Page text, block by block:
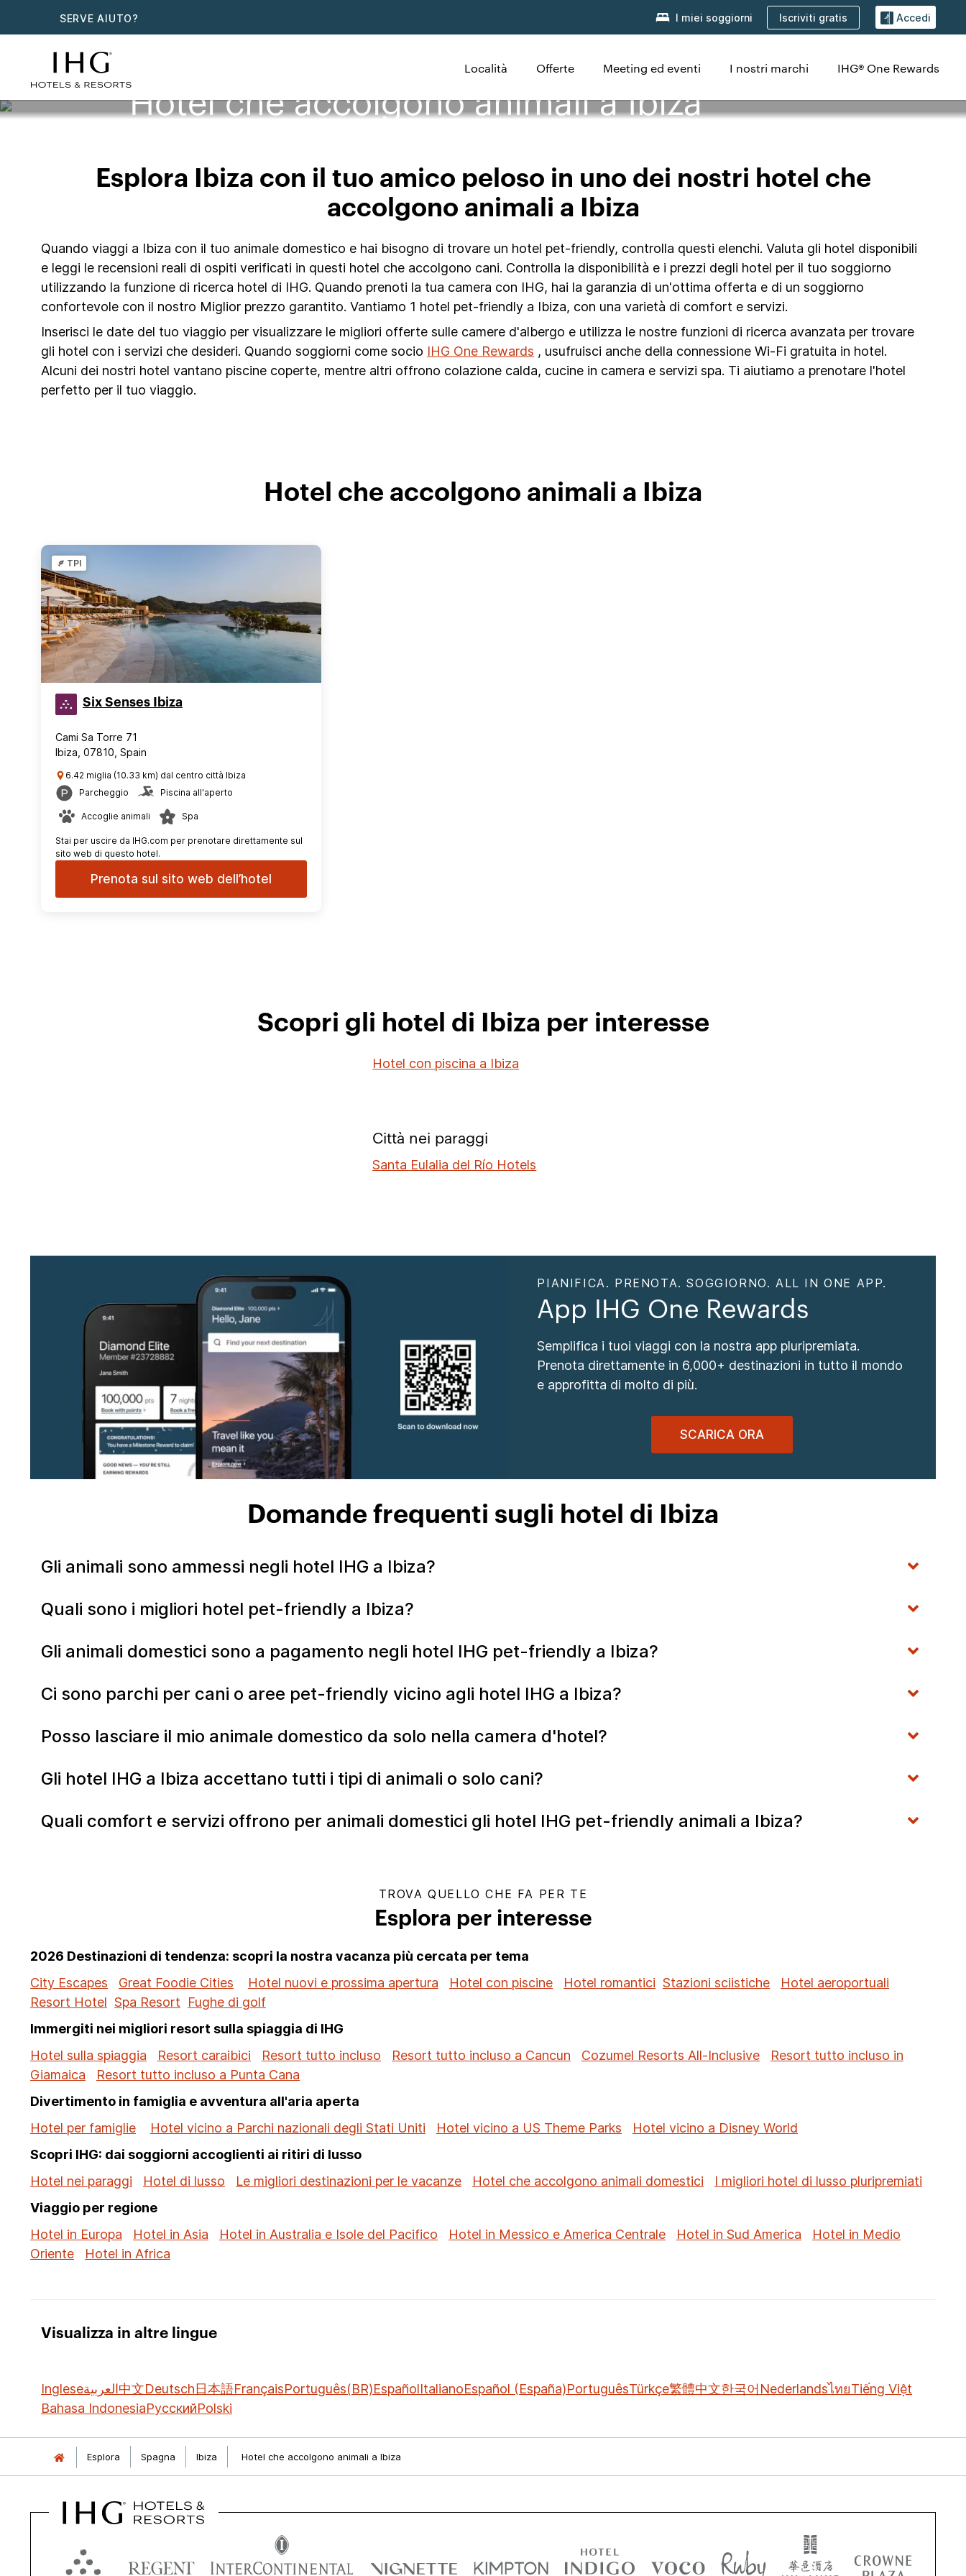
SERVE AIUTO? I miei soggiorni Iscriviti gratis Accedi
Località Offerte Meeting ed eventi I nostri marchi IHG® One Rewards
Hotel che accolgono animali a Ibiza
Esplora Ibiza con il tuo amico peloso in uno dei nostri hotel che
accolgono animali a Ibiza
Quando viaggi a Ibiza con il tuo animale domestico e hai bisogno di trovare un hotel pet-friendly, controlla questi elenchi. Valuta gli hotel disponibili
e leggi le recensioni reali di ospiti verificati in questi hotel che accolgono cani. Controlla la disponibilità e i prezzi degli hotel per il tuo soggiorno
utilizzando la funzione di ricerca hotel di IHG. Quando prenoti la tua camera con IHG, hai la garanzia di un'ottima offerta e di un soggiorno
confortevole con il nostro Miglior prezzo garantito. Vantiamo 1 hotel pet-friendly a Ibiza, con una varietà di comfort e servizi.
Inserisci le date del tuo viaggio per visualizzare le migliori offerte sulle camere d'albergo e utilizza le nostre funzioni di ricerca avanzata per trovare
gli hotel con i servizi che desideri. Quando soggiorni come socio IHG One Rewards , usufruisci anche della connessione Wi-Fi gratuita in hotel.
Alcuni dei nostri hotel vantano piscine coperte, mentre altri offrono colazione calda, cucine in camera e servizi spa. Ti aiutiamo a prenotare l'hotel
perfetto per il tuo viaggio.
Hotel che accolgono animali a Ibiza
TPI
Six Senses Ibiza
Cami Sa Torre 71
Ibiza, 07810, Spain
6.42 miglia (10.33 km) dal centro città Ibiza
Parcheggio
Piscina all'aperto
Accoglie animali Spa
Stai per uscire da IHG.com per prenotare direttamente sul
sito web di questo hotel.
Prenota sul sito web dell’hotel
Scopri gli hotel di Ibiza per interesse
Hotel con piscina a Ibiza
Città nei paraggi
Santa Eulalia del Río Hotels
PIANIFICA. PRENOTA. SOGGIORNO. ALL IN ONE APP.
App IHG One Rewards
Semplifica i tuoi viaggi con la nostra app pluripremiata.
Prenota direttamente in 6,000+ destinazioni in tutto il mondo
e approfitta di molto di più.
SCARICA ORA
Domande frequenti sugli hotel di Ibiza
Gli animali sono ammessi negli hotel IHG a Ibiza?
Quali sono i migliori hotel pet-friendly a Ibiza?
Gli animali domestici sono a pagamento negli hotel IHG pet-friendly a Ibiza?
Ci sono parchi per cani o aree pet-friendly vicino agli hotel IHG a Ibiza?
Posso lasciare il mio animale domestico da solo nella camera d'hotel?
Gli hotel IHG a Ibiza accettano tutti i tipi di animali o solo cani?
Quali comfort e servizi offrono per animali domestici gli hotel IHG pet-friendly animali a Ibiza?
TROVA QUELLO CHE FA PER TE
Esplora per interesse
2026 Destinazioni di tendenza: scopri la nostra vacanza più cercata per tema
City Escapes
Great Foodie Cities Hotel nuovi e prossima apertura Hotel con piscine Hotel romantici Stazioni sciistiche
Hotel aeroportuali
Resort Hotel Spa Resort
Fughe di golf
Immergiti nei migliori resort sulla spiaggia di IHG
Hotel sulla spiaggia
Resort caraibici Resort tutto incluso Resort tutto incluso a Cancun Cozumel Resorts All-Inclusive
Resort tutto incluso in
Giamaica
Resort tutto incluso a Punta Cana
Divertimento in famiglia e avventura all'aria aperta
Hotel per famiglie
Hotel vicino a Parchi nazionali degli Stati Uniti Hotel vicino a US Theme Parks
Hotel vicino a Disney World
Scopri IHG: dai soggiorni accoglienti ai ritiri di lusso
Hotel nei paraggi
Hotel di lusso Le migliori destinazioni per le vacanze Hotel che accolgono animali domestici
I migliori hotel di lusso pluripremiati
Viaggio per regione
Hotel in Europa
Hotel in Asia Hotel in Australia e Isole del Pacifico Hotel in Messico e America Centrale Hotel in Sud America
Hotel in Medio
Oriente
Hotel in Africa
Visualizza in altre lingue
Ingleseالعربية中文Deutsch日本語FrançaisPortuguês(BR)EspañolItalianoEspañol (España)PortuguêsTürkçe繁體中文한국어 NederlandsไทยTiếng Việt
Bahasa IndonesiaРусскийPolski
Esplora Spagna Ibiza Hotel che accolgono animali a Ibiza